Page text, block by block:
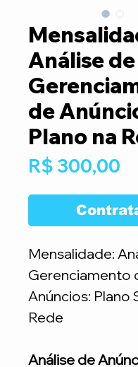
Análise de
de
Plano na
R$ 300,00
Mensalidade:
Gerenciamento
Anúncios: Plano
Rede
Análise de